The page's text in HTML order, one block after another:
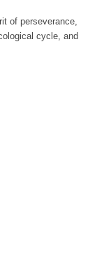
of perseverance,
cycle, and